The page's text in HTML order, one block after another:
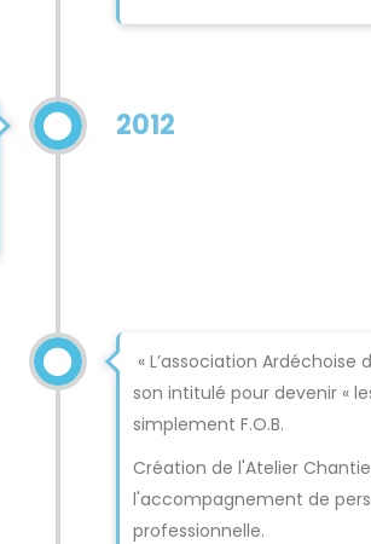
2012
« L’association Ardéchoise
son intitulé pour devenir «
simplement F.O.B.
Création de l'Atelier
l'accompagnement de
professionnelle.